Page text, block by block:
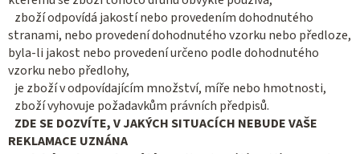
zboží odpovídá jakostí nebo provedením dohodnutého
stranami, nebo provedení dohodnutého vzorku nebo předloze,
byla-li jakost nebo provedení určeno podle dohodnutého
vzorku nebo předlohy,
je zboží v odpovídajícím množství, míře nebo hmotnosti,
zboží vyhovuje požadavkům právních předpisů.
ZDE SE DOZVÍTE, V JAKÝCH SITUACÍCH NEBUDE VAŠE
REKLAMACE UZNÁNA